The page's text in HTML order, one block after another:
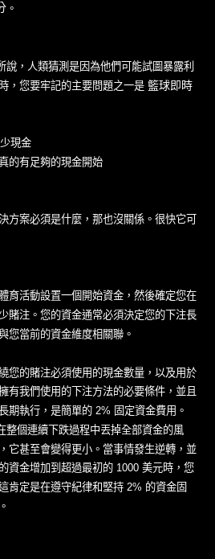
。
說，人類猜測是因為他們可能試圖暴露利
，您要牢記的主要問題之一是籃球即時
現金
的有足夠的現金開始
方案必須是什麼，那也沒關係。很快它可
育活動設置一個開始資金，然後確定您在
賭注。您的資金通常必須決定您的下注長
您當前的資金維度相關聯。
您的賭注必須使用的現金數量，以及用於
有我們使用的下注方法的必要條件，並且
期執行，是簡單的 2% 固定資金費用。
整個連續下跌過程中丟掉全部資金的風
它甚至會變得更小。當事情發生逆轉，並
資金增加到超過最初的 1000 美元時，您
肯定是在遵守紀律和堅持 2% 的資金固